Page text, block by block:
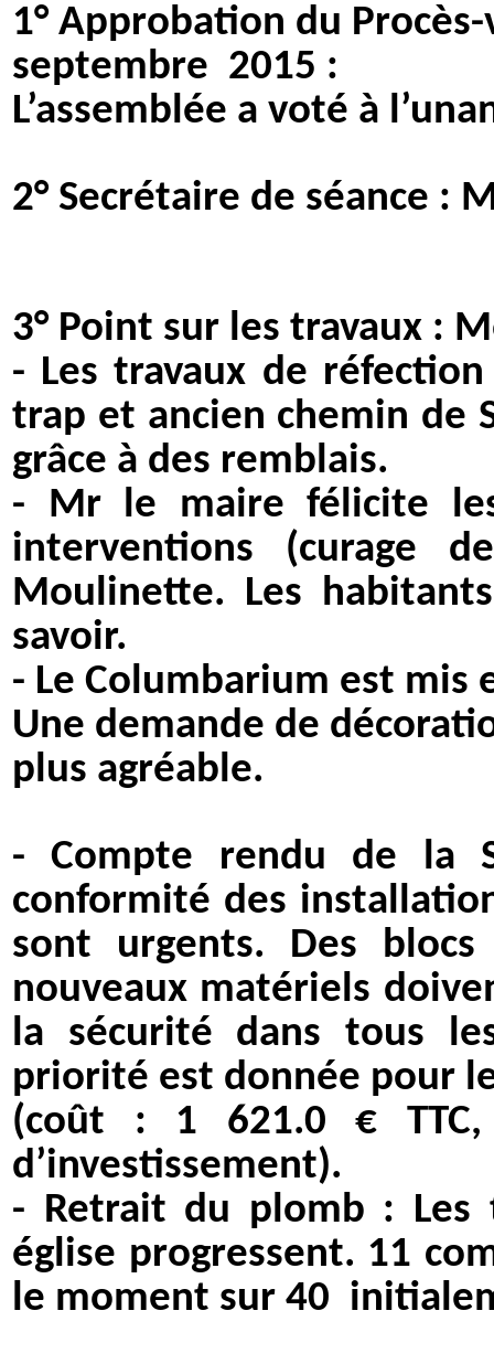
1° Approbation du
septembre 2015 :
L’assemblée a voté à
2° Secrétaire de séance :
3° Point sur les travaux :
- Les travaux de
trap et ancien chemin de
grâce à des remblais.
- Mr le maire félicite
interventions (curage
Moulinette. Les
savoir.
- Le Columbarium est mis
Une demande de
plus agréable.
- Compte rendu de la
conformité des
sont urgents. Des
nouveaux matériels
la sécurité dans tous
priorité est donnée pour
(coût : 1 621.0 €
d’investissement).
- Retrait du plomb : Les
église progressent. 11
le moment sur 40